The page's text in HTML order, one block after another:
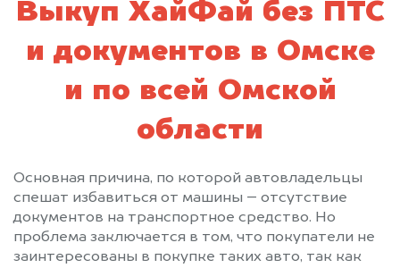
Выкуп ХайФай без ПТС
и документов в Омске
и по всей Омской
области
Основная причина, по которой автовладельцы
спешат избавиться от машины – отсутствие
документов на транспортное средство. Но
проблема заключается в том, что покупатели не
заинтересованы в покупке таких авто, так как